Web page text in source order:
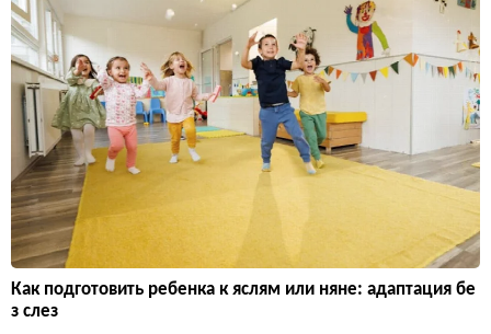
Как подготовить ребенка к яслям или няне: адаптация бе
з слез